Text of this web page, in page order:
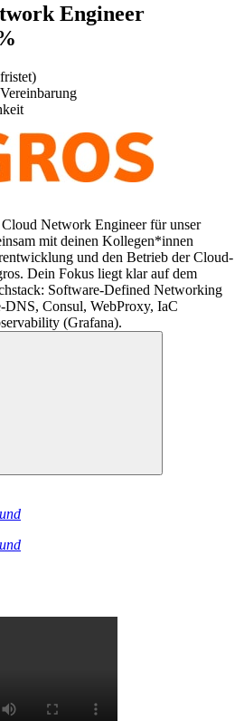
Engineer
Network Engineer für unser
mit deinen Kollegen*innen
und den Betrieb der Cloud-
Dein Fokus liegt klar auf dem
Software-Defined Networking
Consul, WebProxy, IaC
(Grafana).